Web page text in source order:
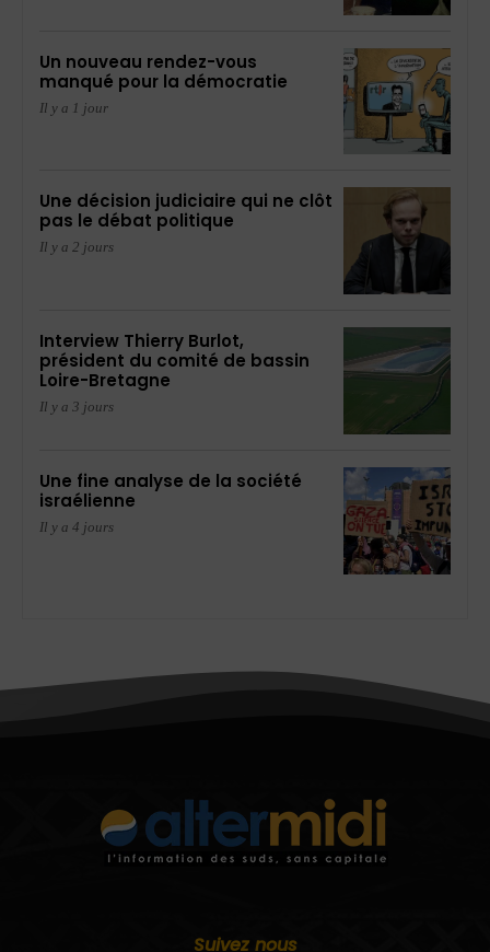
Un nouveau rendez-vous
manqué pour la démocratie
Il y a 1 jour
Une décision judiciaire qui ne clôt
pas le débat politique
Il y a 2 jours
Interview Thierry Burlot,
président du comité de bassin
Loire-Bretagne
Il y a 3 jours
Une fine analyse de la société
israélienne
Il y a 4 jours
Suivez nous